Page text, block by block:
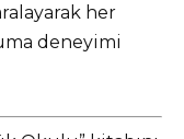
her
deneyimi